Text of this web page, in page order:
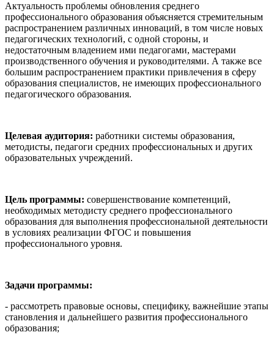
Актуальность проблемы обновления среднего
профессионального образования объясняется стремительным
распространением различных инноваций, в том числе новых
педагогических технологий, с одной стороны, и
недостаточным владением ими педагогами, мастерами
производственного обучения и руководителями. А также все
большим распространением практики привлечения в сферу
образования специалистов, не имеющих профессионального
педагогического образования.
Целевая аудитория: работники системы образования,
методисты, педагоги средних профессиональных и других
образовательных учреждений.
Цель программы: совершенствование компетенций,
необходимых методисту среднего профессионального
образования для выполнения профессиональной деятельности
в условиях реализации ФГОС и повышения
профессионального уровня.
Задачи программы:
- рассмотреть правовые основы, специфику, важнейшие этапы
становления и дальнейшего развития профессионального
образования;